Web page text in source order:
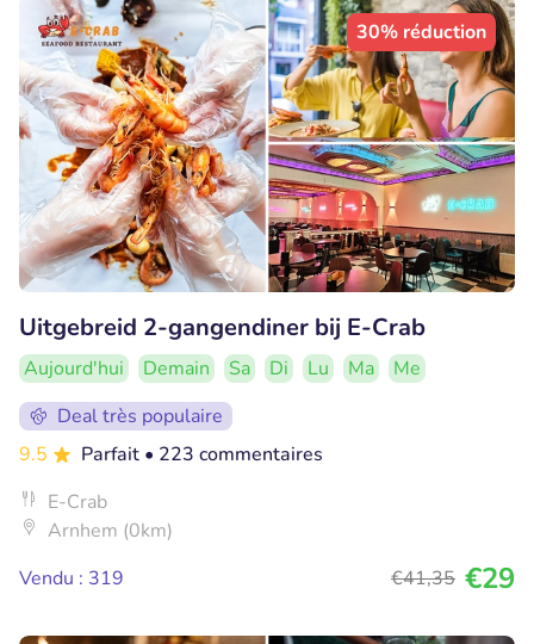
30% réduction
Uitgebreid 2-gangendiner bij E-Crab
Aujourd'hui Demain Sa Di Lu Ma
Me
Deal très populaire
9.5
Parfait • 223 commentaires
E-Crab
Arnhem (0km)
Vendu : 319
€41,35 €29